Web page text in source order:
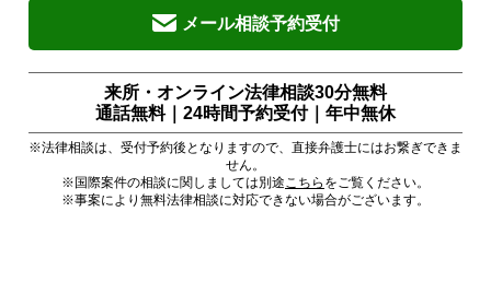
メール相談予約受付
来所・オンライン法律相談30分無料
通話無料｜24時間予約受付｜ 年中無休
※法律相談は、受付予約後となりますので、直接弁護士にはお繋ぎできま
せん。
※国際案件の相談に関しましては別途こちら をご覧ください。
※事案により無料法律相談に対応できない場合がございます。